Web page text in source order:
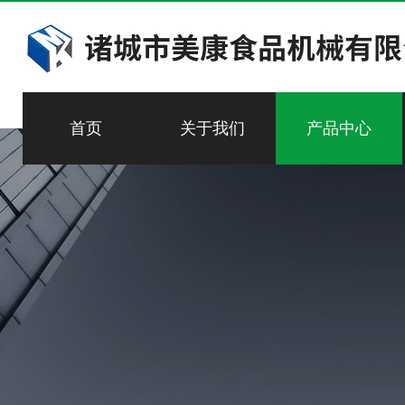
首页 关于我们 产品中心